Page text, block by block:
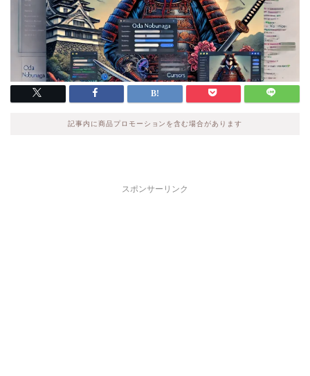
記事内に商品プロモーションを含む場合があります
スポンサーリンク